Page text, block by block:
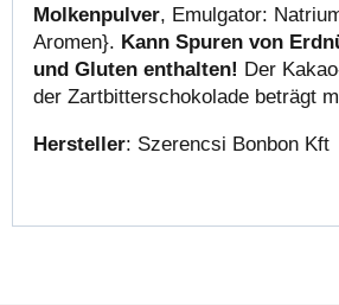
Molkenpulver, Emulgator:
Aromen}. Kann Spuren von
und Gluten enthalten! Der
der Zartbitterschokolade beträgt
Hersteller: Szerencsi Bonbon Kft